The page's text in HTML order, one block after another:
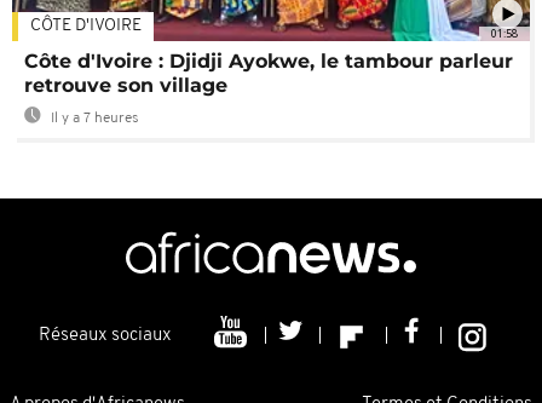
01:58
CÔTE D'IVOIRE
Côte d'Ivoire : Djidji Ayokwe, le tambour parleur
retrouve son village
Il y a 7 heures
Réseaux sociaux